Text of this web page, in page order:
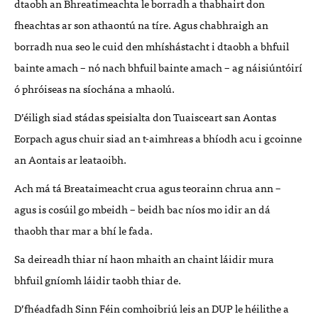
fheachtas ar son athaontú na tíre. Agus chabhraigh an
borradh nua seo le cuid den mhíshástacht i dtaobh a bhfuil
bainte amach – nó nach bhfuil bainte amach – ag náisiúntóirí
ó phróiseas na síochána a mhaolú.
D’éiligh siad stádas speisialta don Tuaisceart san Aontas
Eorpach agus chuir siad an t-aimhreas a bhíodh acu i gcoinne
an Aontais ar leataoibh.
Ach má tá Breataimeacht crua agus teorainn chrua ann –
agus is cosúil go mbeidh – beidh bac níos mo idir an dá
thaobh thar mar a bhí le fada.
Sa deireadh thiar ní haon mhaith an chaint láidir mura
bhfuil gníomh láidir taobh thiar de.
D’fhéadfadh Sinn Féin comhoibriú leis an DUP le héilithe a